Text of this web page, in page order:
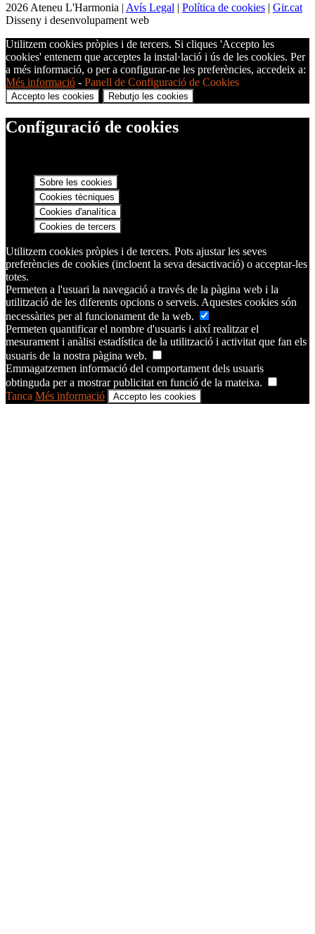
2026 Ateneu L'Harmonia | Avís Legal | Política de cookies | Gir.cat
Disseny i desenvolupament web
Utilitzem cookies pròpies i de tercers. Si cliques 'Accepto les
cookies' entenem que acceptes la instal·lació i ús de les cookies. Per
a més informació, o per a configurar-ne les preferències, accedeix a:
Més informació - Panell de Configuració de Cookies
Accepto les cookies Rebutjo les cookies
Configuració de cookies
Sobre les cookies
Cookies tècniques
Cookies d'analítica
Cookies de tercers
Utilitzem cookies pròpies i de tercers. Pots ajustar les seves
preferències de cookies (incloent la seva desactivació) o acceptar-les
totes.
Permeten a l'usuari la navegació a través de la pàgina web i la
utilització de les diferents opcions o serveis. Aquestes cookies són
necessàries per al funcionament de la web.
Permeten quantificar el nombre d'usuaris i així realitzar el
mesurament i anàlisi estadística de la utilització i activitat que fan els
usuaris de la nostra pàgina web.
Emmagatzemen informació del comportament dels usuaris
obtinguda per a mostrar publicitat en funció de la mateixa.
Tanca Més informació Accepto les cookies